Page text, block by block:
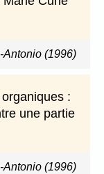
(1996)
:
une partie
(1996)